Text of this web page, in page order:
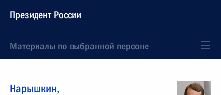
Президент России
Материалы по выбранной персоне
Нарышкин,